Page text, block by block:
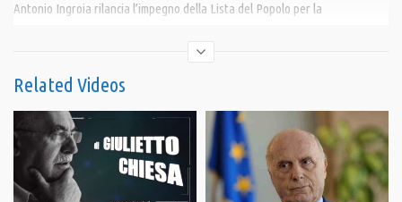
Antonio Ingroia rilancia l’impegno della Lista del Popolo per la
voto è il frutto avvelenato di una legge elettorale truffa. Noi siamo stati
boicottati e oscurati, ma non ci fermiamo. La battaglia per cambiare questa
Condividi
Related Videos